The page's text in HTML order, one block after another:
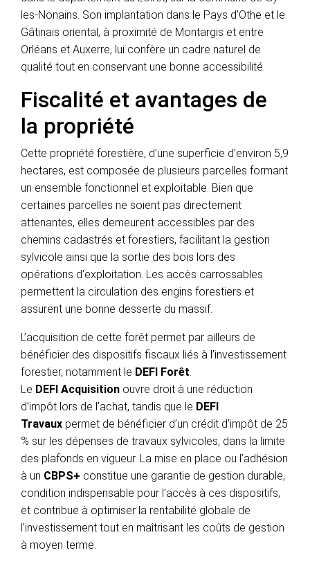
les-Nonains. Son implantation dans le Pays d’Othe et le
Gâtinais oriental, à proximité de Montargis et entre
Orléans et Auxerre, lui confère un cadre naturel de
qualité tout en conservant une bonne accessibilité.
Fiscalité et avantages de
la propriété
Cette propriété forestière, d’une superficie d’environ 5,9
hectares, est composée de plusieurs parcelles formant
un ensemble fonctionnel et exploitable. Bien que
certaines parcelles ne soient pas directement
attenantes, elles demeurent accessibles par des
chemins cadastrés et forestiers, facilitant la gestion
sylvicole ainsi que la sortie des bois lors des
opérations d’exploitation. Les accès carrossables
permettent la circulation des engins forestiers et
assurent une bonne desserte du massif.
L’acquisition de cette forêt permet par ailleurs de
bénéficier des dispositifs fiscaux liés à l’investissement
forestier, notamment le DEFI Forêt.
Le DEFI Acquisition ouvre droit à une réduction
d’impôt lors de l’achat, tandis que le DEFI
Travaux permet de bénéficier d’un crédit d’impôt de 25
% sur les dépenses de travaux sylvicoles, dans la limite
des plafonds en vigueur. La mise en place ou l’adhésion
à un CBPS+ constitue une garantie de gestion durable,
condition indispensable pour l’accès à ces dispositifs,
et contribue à optimiser la rentabilité globale de
l’investissement tout en maîtrisant les coûts de gestion
à moyen terme.